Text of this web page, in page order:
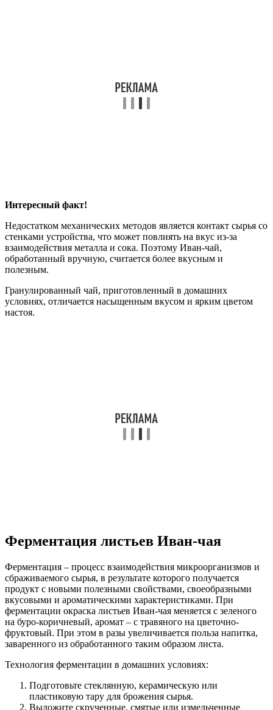
Интересный факт!
Недостатком механических методов является контакт сырья со
стенками устройства, что может повлиять на вкус из-за
взаимодействия металла и сока. Поэтому Иван-чай,
обработанный вручную, считается более вкусным и
полезным.
Гранулированный чай, приготовленный в домашних
условиях, отличается насыщенным вкусом и ярким цветом
настоя.
Ферментация листьев Иван-чая
Ферментация – процесс взаимодействия микроорганизмов и
сбраживаемого сырья, в результате которого получается
продукт с новыми полезными свойствами, своеобразными
вкусовыми и ароматическими характеристиками. При
ферментации окраска листьев Иван-чая меняется с зеленого
на буро-коричневый, аромат – с травяного на цветочно-
фруктовый. При этом в разы увеличивается польза напитка,
заваренного из обработанного таким образом листа.
Технология ферментации в домашних условиях:
Подготовьте стеклянную, керамическую или
пластиковую тару для брожения сырья.
Выложите скрученные, смятые или измельченные